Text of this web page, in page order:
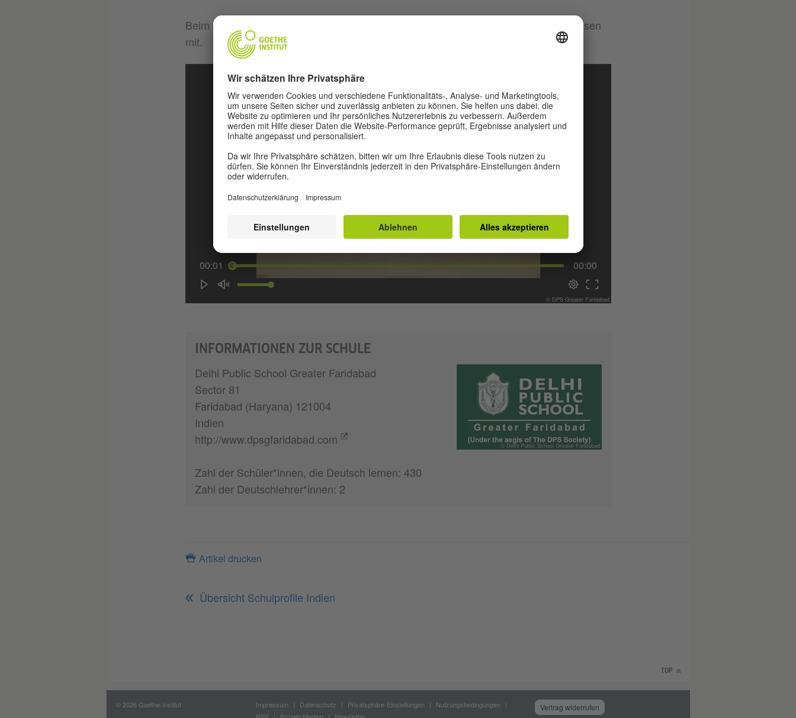
Beim Planspiel machen unsere 15 Schüler*innen von den neunten und zehnten Klassen
mit.
00:01 00:00
© DPS Greater Faridabad
INFORMATIONEN ZUR SCHULE
© Delhi Public School Greater Faridabad
Delhi Public School Greater Faridabad
Sector 81
Faridabad (Haryana) 121004
Indien
http://www.dpsgfaridabad.com
Zahl der Schüler*innen, die Deutsch lernen: 430
Zahl der Deutschlehrer*innen: 2
Artikel drucken
Übersicht Schulprofile Indien
TOP
© 2026 Goethe-Institut Impressum Datenschutz Privatsphäre-Einstellungen
Nutzungsbedingungen
Vertrag widerrufen